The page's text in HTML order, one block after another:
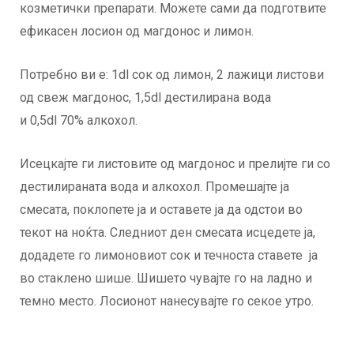
козметички препарати. Можете сами да подготвите
ефикасен лосион од магдонос и лимон.
Потребно ви е: 1dl сок од лимон, 2 лажици листови
од свеж магдонос, 1,5dl дестилирана вода
и 0,5dl 70% алкохол.
Исецкајте ги листовите од магдонос и прелијте ги со
дестилираната вода и алкохол. Промешајте ја
смесата, поклопете ја и оставете ја да одстои во
текот на ноќта. Следниот ден смесата исцедете ја,
додадете го лимоновиот сок и течноста ставете ја
во стаклено шише. Шишето чувајте го на ладно и
темно место. Лосионот нанесувајте го секое утро.